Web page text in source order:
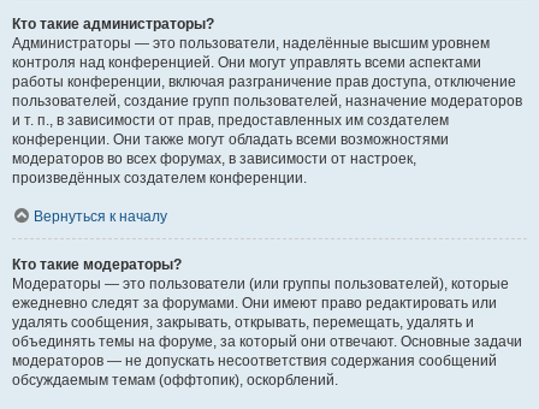
Кто такие администраторы?
Администраторы — это пользователи, наделённые высшим уровнем
контроля над конференцией. Они могут управлять всеми аспектами
работы конференции, включая разграничение прав доступа, отключение
пользователей, создание групп пользователей, назначение модераторов
и т. п., в зависимости от прав, предоставленных им создателем
конференции. Они также могут обладать всеми возможностями
модераторов во всех форумах, в зависимости от настроек,
произведённых создателем конференции.
Вернуться к началу
Кто такие модераторы?
Модераторы — это пользователи (или группы пользователей), которые
ежедневно следят за форумами. Они имеют право редактировать или
удалять сообщения, закрывать, открывать, перемещать, удалять и
объединять темы на форуме, за который они отвечают. Основные задачи
модераторов — не допускать несоответствия содержания сообщений
обсуждаемым темам (оффтопик), оскорблений.